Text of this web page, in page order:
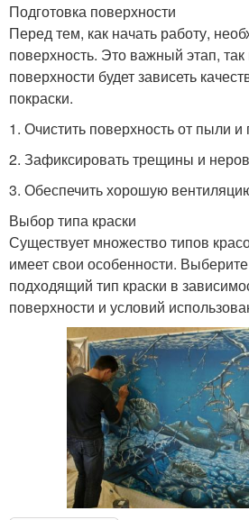
Подготовка поверхности
Перед тем, как начать работу,
поверхность. Это важный этап, так
поверхности будет зависеть
покраски.
1. Очистить поверхность от пыли и
2. Зафиксировать трещины и
3. Обеспечить хорошую
Выбор типа краски
Существует множество типов
имеет свои особенности.
подходящий тип краски в
поверхности и условий